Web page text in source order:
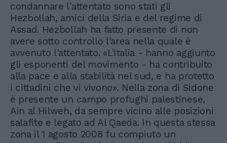
condannare l'attentato sono stati gli
Hezbollah, amici della Siria e del regime di
Assad. Hezbollah ha fatto presente di non
avere sotto controllo l'area nella quale è
avvenuto l'attentato. «L'Italia - hanno aggiunto
gli esponenti del movimento - ha contribuito
alla pace e alla stabilità nel sud, e ha protetto
i cittadini che vi vivono». Nella zona di Sidone
è presente un campo profughi palestinese,
Ain al Hilweh, da sempre vicino alle posizioni
salafite e legato ad Al Qaeda. In questa stessa
zona il 1 agosto 2008 fu compiuto un